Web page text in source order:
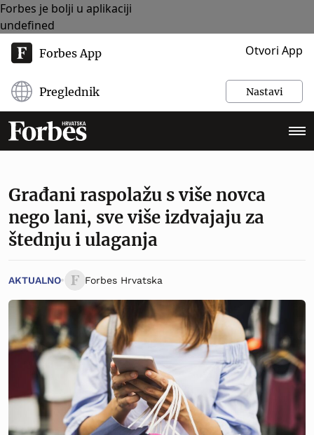
Forbes je bolji u aplikaciji
undefined
Forbes App Otvori App
Preglednik Nastavi
Građani raspolažu s više novca
nego lani, sve više izdvajaju za
štednju i ulaganja
AKTUALNO Forbes Hrvatska